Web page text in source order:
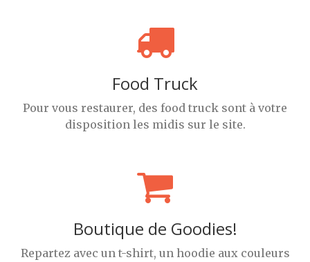
Food Truck
Pour vous restaurer, des food truck sont à votre
disposition les midis sur le site.
Boutique de Goodies!
Repartez avec un t-shirt, un hoodie aux couleurs